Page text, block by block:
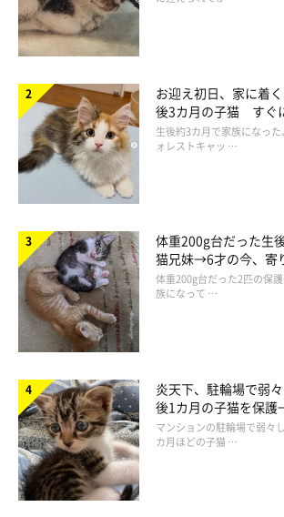
「こんどは僕の番にゃ」と、えんぞうくんを
るごまぞうくん。それに対し、突然のことで
まるお目めになるえんぞうくん(^◉ω◉^)
そして…
お迎え初日、家に着
後3カ月の子猫 すぐ
ち着く姿に「迎えて
生後約3カ月で家族になっ
ォレストキャッ …
体重200g台だった生
猫兄妹→6才の今、寄
ほっこり！
体重200g台だった2匹の保
族になって …
炎天下、駐輪場で弱
後1カ月の子猫を保
でツンデレなコに成長
マンションの駐輪場で弱々
カ月ほどの子猫 …